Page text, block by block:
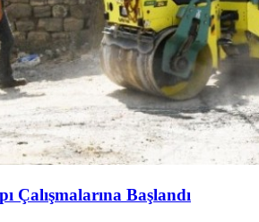
Çalışmalarına Başlandı